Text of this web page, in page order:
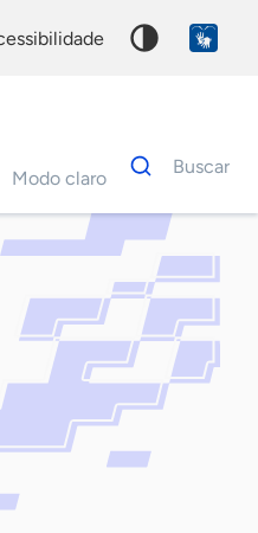
Modo claro
Dados
para
Buscar
Palavra
chave